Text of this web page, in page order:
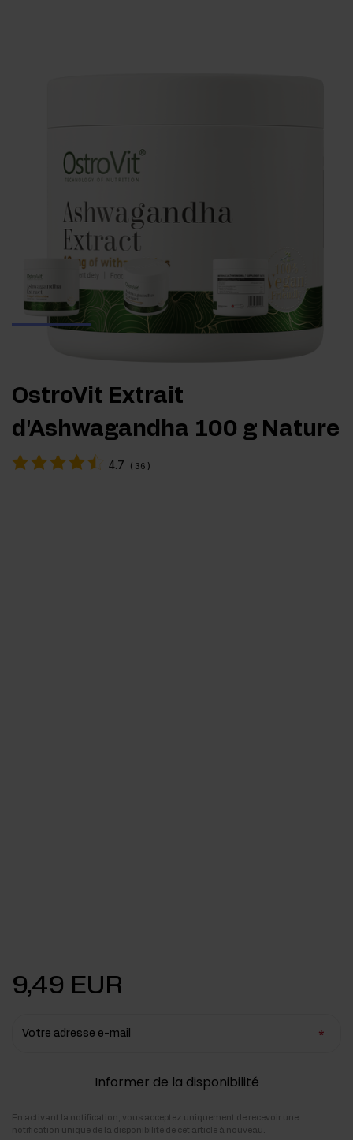
OstroVit Extrait
d'Ashwagandha 100 g Nature
4.7 ( 36 )
9,49 EUR
Votre adresse e-mail
Informer de la disponibilité
En activant la notification, vous acceptez uniquement de recevoir une
notification unique de la disponibilité de cet article à nouveau.